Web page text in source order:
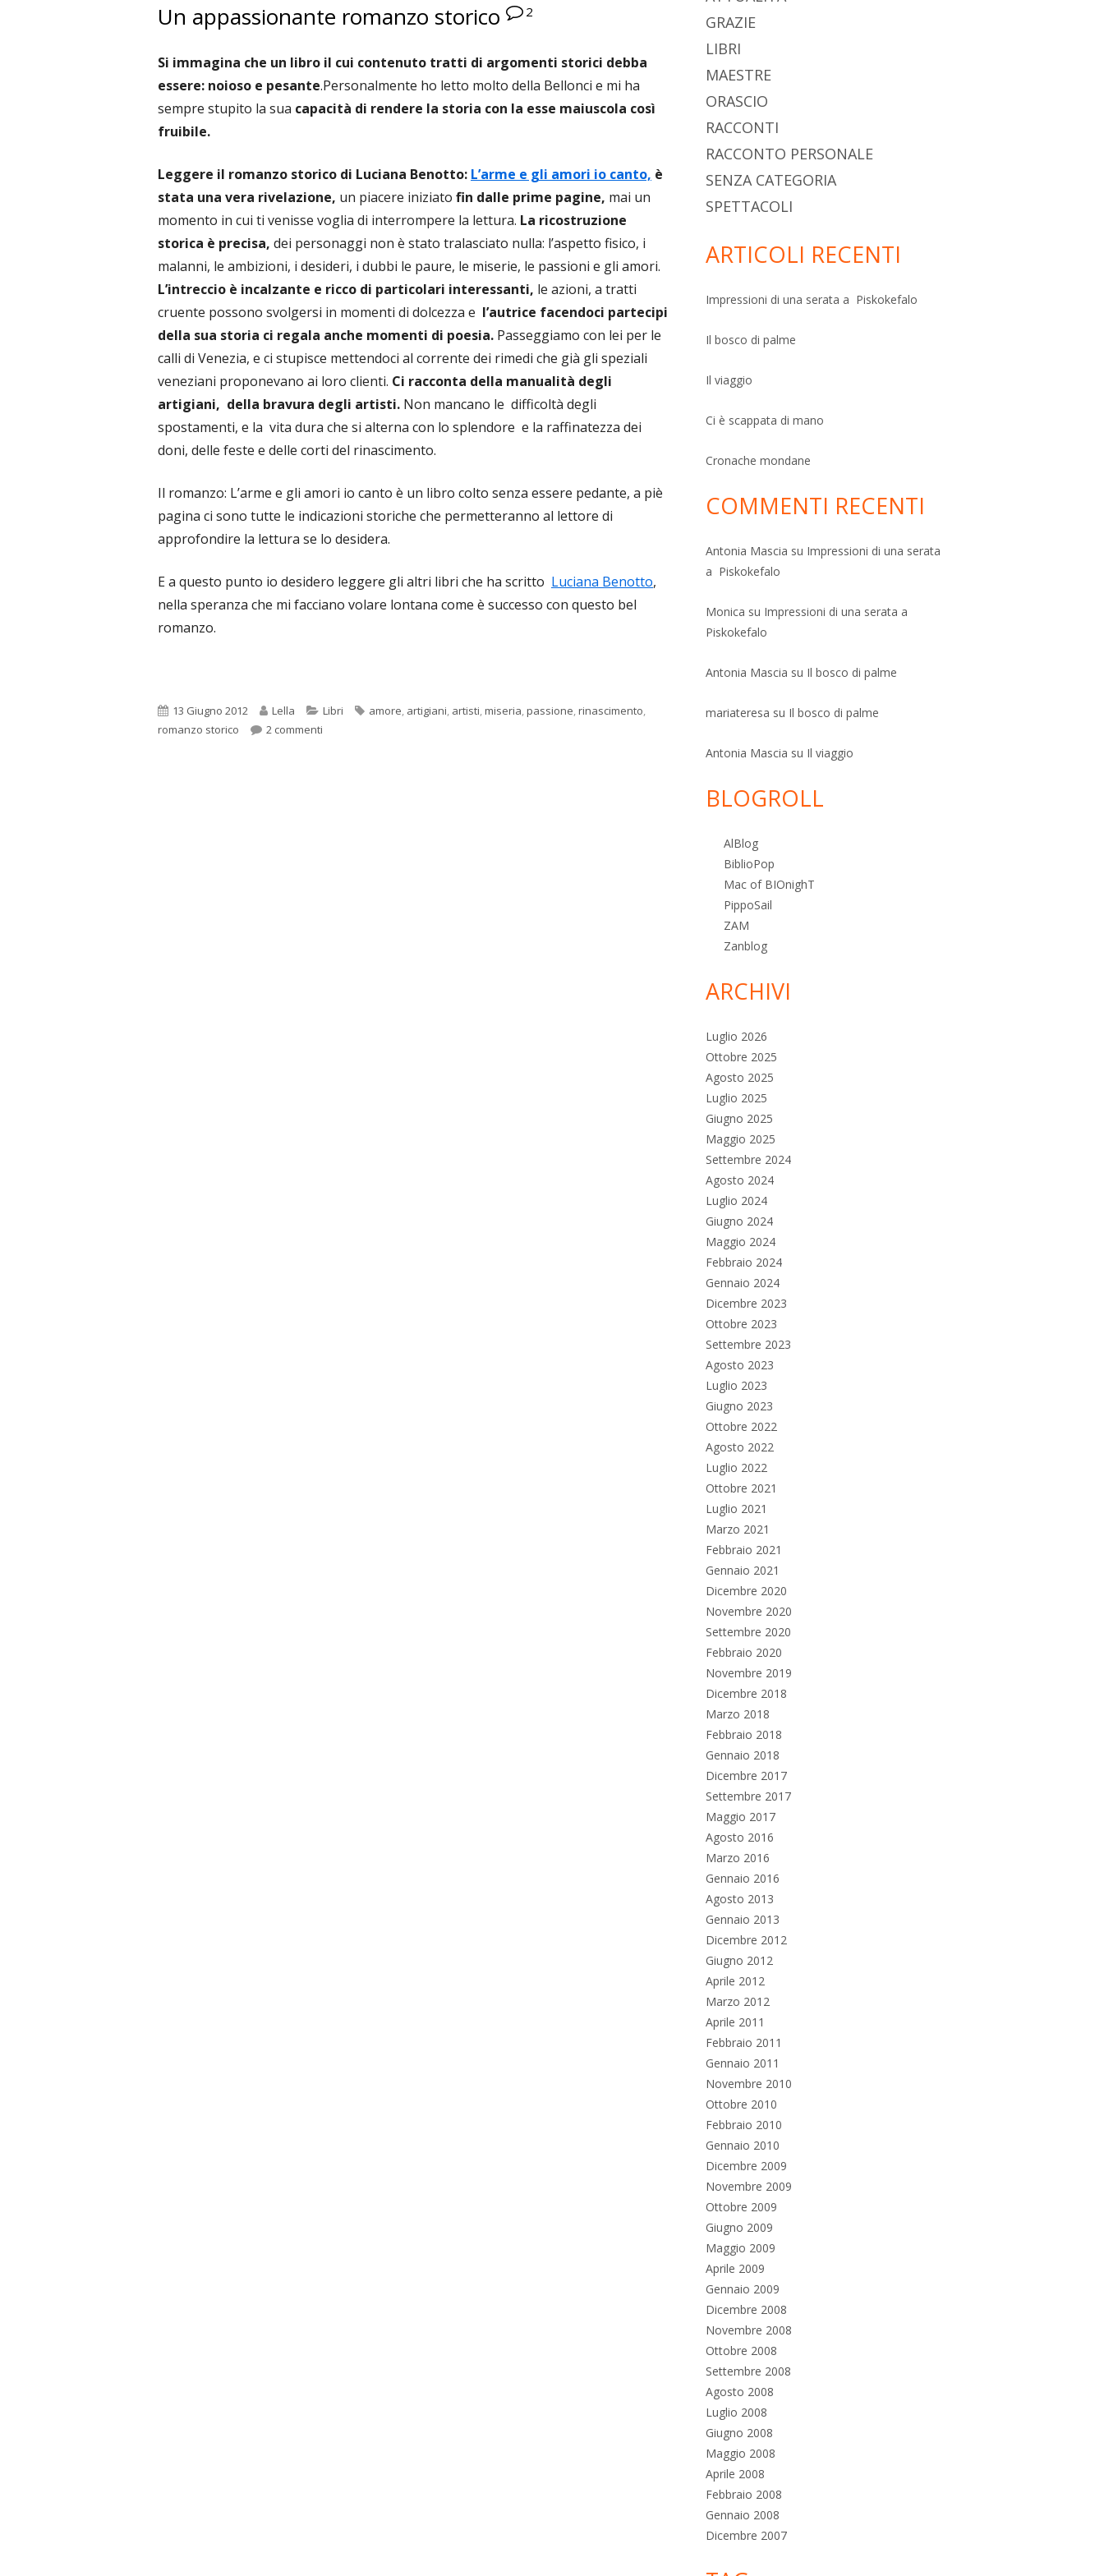
Un appassionante romanzo storico 2
Si immagina che un libro il cui contenuto tratti di argomenti storici debba
essere: noioso e pesante.Personalmente ho letto molto della Bellonci e mi ha
sempre stupito la sua capacità di rendere la storia con la esse maiuscola così
fruibile.
Leggere il romanzo storico di Luciana Benotto: L’arme e gli amori io canto, è
stata una vera rivelazione, un piacere iniziato fin dalle prime pagine, mai un
momento in cui ti venisse voglia di interrompere la lettura. La ricostruzione
storica è precisa, dei personaggi non è stato tralasciato nulla: l’aspetto fisico, i
malanni, le ambizioni, i desideri, i dubbi le paure, le miserie, le passioni e gli amori.
L’intreccio è incalzante e ricco di particolari interessanti, le azioni, a tratti
cruente possono svolgersi in momenti di dolcezza e l’autrice facendoci partecipi
della sua storia ci regala anche momenti di poesia. Passeggiamo con lei per le
calli di Venezia, e ci stupisce mettendoci al corrente dei rimedi che già gli speziali
veneziani proponevano ai loro clienti. Ci racconta della manualità degli
artigiani, della bravura degli artisti. Non mancano le difficoltà degli
spostamenti, e la vita dura che si alterna con lo splendore e la raffinatezza dei
doni, delle feste e delle corti del rinascimento.
Il romanzo: L’arme e gli amori io canto è un libro colto senza essere pedante, a piè
pagina ci sono tutte le indicazioni storiche che permetteranno al lettore di
approfondire la lettura se lo desidera.
E a questo punto io desidero leggere gli altri libri che ha scritto Luciana Benotto,
nella speranza che mi facciano volare lontana come è successo con questo bel
romanzo.
Pubblicato
13 Giugno 2012 Autore
Lella Categorie
Libri Tag
amore, artigiani, artisti,miseria,passione,rinascimento,
romanzo storico
2 commenti
principale
GRAZIE
LIBRI
MAESTRE
ORASCIO
RACCONTI
RACCONTO PERSONALE
SENZA CATEGORIA
SPETTACOLI
ARTICOLI RECENTI
Impressioni di una serata a Piskokefalo
Il bosco di palme
Il viaggio
Ci è scappata di mano
Cronache mondane
COMMENTI RECENTI
Antonia Mascia su Impressioni di una serata
a Piskokefalo
Monica su Impressioni di una serata a
Piskokefalo
Antonia Mascia su Il bosco di palme
mariateresa su Il bosco di palme
Antonia Mascia su Il viaggio
BLOGROLL
AlBlog
BiblioPop
Mac of BIOnighT
PippoSail
ZAM
Zanblog
ARCHIVI
Luglio 2026
Ottobre 2025
Agosto 2025
Luglio 2025
Giugno 2025
Maggio 2025
Settembre 2024
Agosto 2024
Luglio 2024
Giugno 2024
Maggio 2024
Febbraio 2024
Gennaio 2024
Dicembre 2023
Ottobre 2023
Settembre 2023
Agosto 2023
Luglio 2023
Giugno 2023
Ottobre 2022
Agosto 2022
Luglio 2022
Ottobre 2021
Luglio 2021
Marzo 2021
Febbraio 2021
Gennaio 2021
Dicembre 2020
Novembre 2020
Settembre 2020
Febbraio 2020
Novembre 2019
Dicembre 2018
Marzo 2018
Febbraio 2018
Gennaio 2018
Dicembre 2017
Settembre 2017
Maggio 2017
Agosto 2016
Marzo 2016
Gennaio 2016
Agosto 2013
Gennaio 2013
Dicembre 2012
Giugno 2012
Aprile 2012
Marzo 2012
Aprile 2011
Febbraio 2011
Gennaio 2011
Novembre 2010
Ottobre 2010
Febbraio 2010
Gennaio 2010
Dicembre 2009
Novembre 2009
Ottobre 2009
Giugno 2009
Maggio 2009
Aprile 2009
Gennaio 2009
Dicembre 2008
Novembre 2008
Ottobre 2008
Settembre 2008
Agosto 2008
Luglio 2008
Giugno 2008
Maggio 2008
Aprile 2008
Febbraio 2008
Gennaio 2008
Dicembre 2007